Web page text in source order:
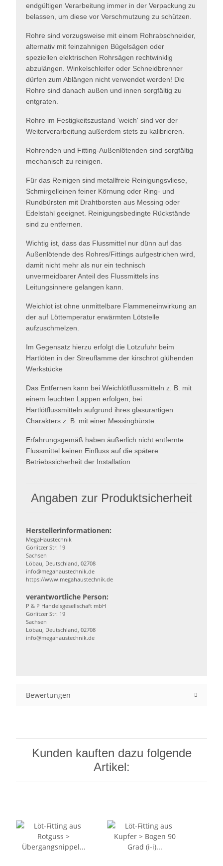
endgültigen Verarbeitung immer in der Verpackung zu
belassen, um diese vor Verschmutzung zu schützen.
Rohre sind vorzugsweise mit einem Rohrabschneider,
alternativ mit feinzahnigen Bügelsägen oder
speziellen elektrischen Rohrsägen rechtwinklig
abzulängen. Winkelschleifer oder Schneidbrenner
dürfen zum Ablängen nicht verwendet werden! Die
Rohre sind danach außen und innen sorgfältig zu
entgraten.
Rohre im Festigkeitszustand 'weich' sind vor der
Weiterverarbeitung außerdem stets zu kalibrieren.
Rohrenden und Fitting-Außenlötenden sind sorgfältig
mechanisch zu reinigen.
Für das Reinigen sind metallfreie Reinigungsvliese,
Schmirgelleinen feiner Körnung oder Ring- und
Rundbürsten mit Drahtborsten aus Messing oder
Edelstahl geeignet. Reinigungsbedingte Rückstände
sind zu entfernen.
Wichtig ist, dass das Flussmittel nur dünn auf das
Außenlötende des Rohres/Fittings aufgestrichen wird,
damit nicht mehr als nur ein technisch
unvermeidbarer Anteil des Flussmittels ins
Leitungsinnere gelangen kann.
Weichlot ist ohne unmittelbare Flammeneinwirkung an
der auf Löttemperatur erwärmten Lötstelle
aufzuschmelzen.
Im Gegensatz hierzu erfolgt die Lotzufuhr beim
Hartlöten in der Streuflamme der kirschrot glühenden
Werkstücke
Das Entfernen kann bei Weichlötflussmitteln z. B. mit
einem feuchten Lappen erfolgen, bei
Hartlötflussmitteln aufgrund ihres glasurartigen
Charakters z. B. mit einer Messingbürste.
Erfahrungsgemäß haben äußerlich nicht entfernte
Flussmittel keinen Einfluss auf die spätere
Betriebssicherheit der Installation
Angaben zur Produktsicherheit
Herstellerinformationen:
MegaHaustechnik
Görlitzer Str. 19
Sachsen
Löbau, Deutschland, 02708
info@megahaustechnik.de
https://www.megahaustechnik.de
verantwortliche Person:
P & P Handelsgesellschaft mbH
Görlitzer Str. 19
Sachsen
Löbau, Deutschland, 02708
info@megahaustechnik.de
Bewertungen
Kunden kauften dazu folgende
Artikel: